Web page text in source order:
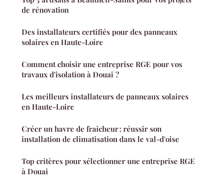
de rénovation
Des installateurs certifiés pour des panneaux
solaires en Haute-Loire
Comment choisir une entreprise RGE pour vos
travaux d'isolation à Douai ?
Les meilleurs installateurs de panneaux solaires
en Haute-Loire
Créer un havre de fraîcheur : réussir son
installation de climatisation dans le val-d'oise
Top critères pour sélectionner une entreprise RGE
à Douai